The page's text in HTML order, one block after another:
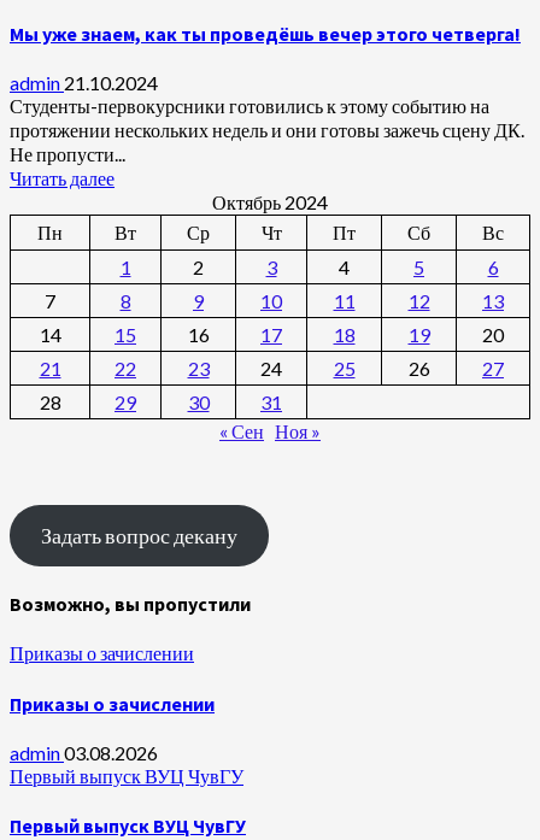
Мы уже знаем, как ты проведёшь вечер этого четверга!
admin 21.10.2024
Студенты-первокурсники готовились к этому событию на
протяжении нескольких недель и они готовы зажечь сцену ДК.
Не пропусти...
Читать далее
Октябрь 2024
Пн
Вт Ср Чт Пт Сб
Вс
1
2 3 4 5
6
7
8 9 10 11 12
13
14
15 16 17 18 19
20
21
22 23 24 25 26
27
28
29 30
31
« Сен Ноя »
Задать вопрос декану
Возможно, вы пропустили
Приказы о зачислении
Приказы о зачислении
admin03.08.2026
Первый выпуск ВУЦ ЧувГУ
Первый выпуск ВУЦ ЧувГУ